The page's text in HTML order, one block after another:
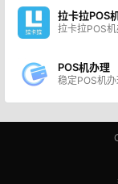
拉卡拉POS
拉卡拉POS
POS机办理
稳定POS机